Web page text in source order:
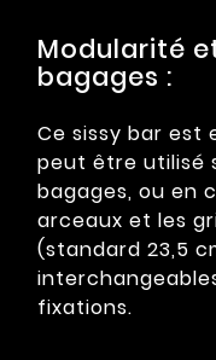
Modularité
bagages :
Ce sissy bar est
peut être utilisé
bagages, ou en
arceaux et les
(standard 23,5
fixations.